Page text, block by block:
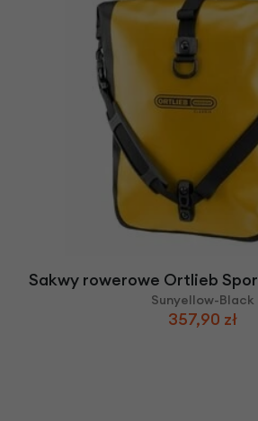
Sakwy rowerowe Ortlieb
Sunyellow-Black
357,90 zł